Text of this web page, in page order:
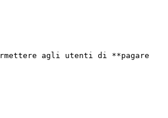
agli utenti di **pagare